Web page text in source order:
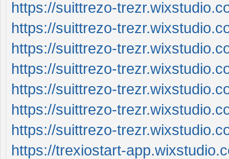
https://suittrezo-
https://suittrezo-
https://suittrezo-
https://suittrezo-
https://suittrezo-
https://suittrezo-
https://suittrezo-
https://trexiostart-